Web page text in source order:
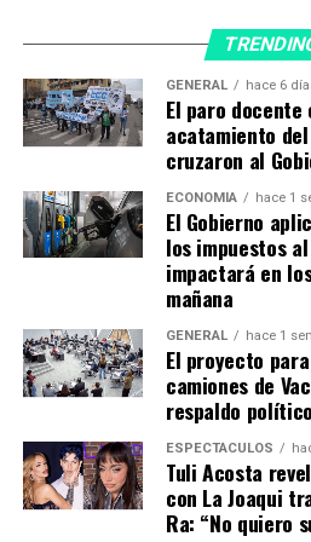
equipo, su gente, y eso nos
aguerridos a la hora de
planificar, porque conocemos de
Por su parte, el jefe comunal
calificó el día como muy
respuesta por parte del
gestiones realizadas. “En el caso
tantas otras, por más que uno
respuesta del otro lado es
tenemos un hospital de muchos
la expansión demográfica que
de las empresas radicadas.
infraestructura hospitalaria en
cualquier manera La Pampa es
un servicio excelente y esto es
cuando se prioriza la refacción,
hospitales, de edificios
GENERAL hace 6
El paro docente
acatamiento
cruzaron al
ECONOMÍA hace 1
El Gobierno
los impuestos
impactará en
mañana
GENERAL hace 1
El proyecto
camiones de
respaldo político
ESPECTÁCULOS
Tuli Acosta
con La Joaqui
Ra: “No quiero